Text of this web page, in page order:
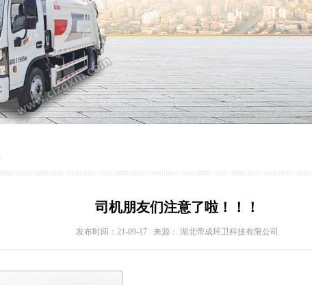
司机朋友们注意了啦！！！
发布时间：21-09-17 来源： 湖北帝成环卫科技有限公司